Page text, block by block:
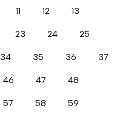
11 12 13
23 24 25
34 35 36 37
46 47 48
57 58 59